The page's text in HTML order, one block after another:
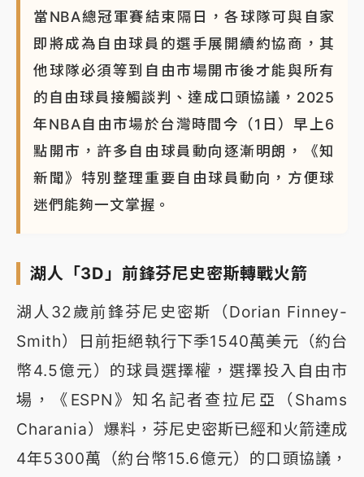
當NBA總冠軍賽結束隔日，各球隊可與自家
即將成為自由球員的選手展開續約協商，其
他球隊必須等到自由市場開市後才能與所有
的自由球員接觸談判、達成口頭協議，2025
年NBA自由市場於台灣時間今（1日）早上6
點開市，許多自由球員動向逐漸明朗，《知
新聞》特別整理重要自由球員動向，方便球
迷們能夠一文掌握。
湖人「3D」前鋒芬尼史密斯轉戰火箭
湖人32歲前鋒芬尼史密斯（Dorian Finney-
Smith）日前拒絕執行下季1540萬美元（約台
幣4.5億元）的球員選擇權，選擇投入自由市
場，《ESPN》知名記者查拉尼亞（Shams
Charania）爆料，芬尼史密斯已經和火箭達成
4年5300萬（約台幣15.6億元）的口頭協議，